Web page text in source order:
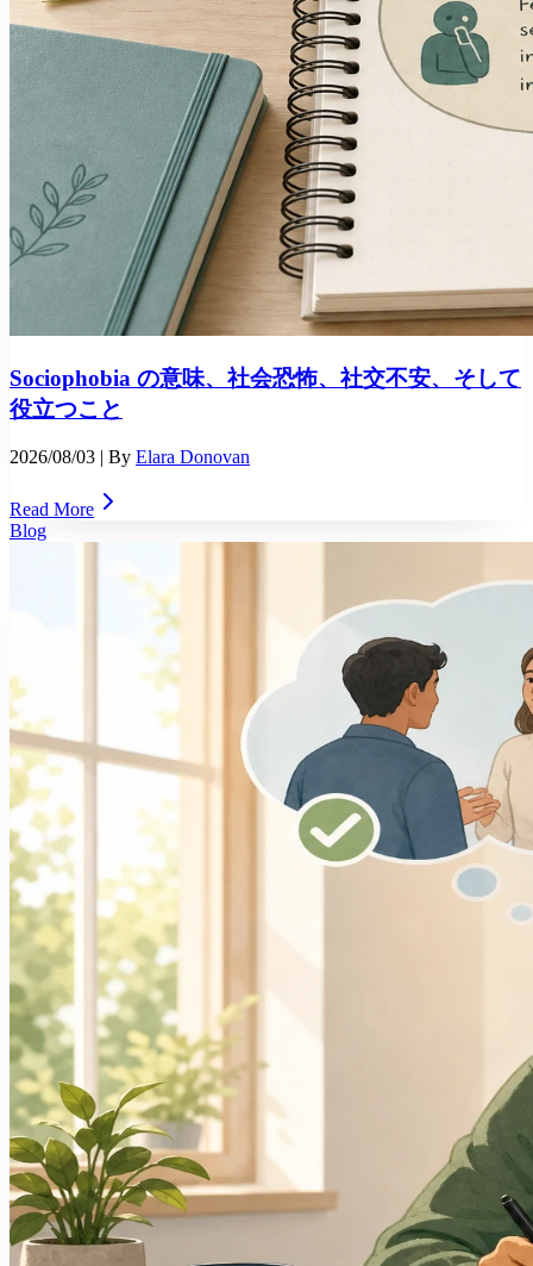
Sociophobia の意味、社会恐怖、社交不安、そして
役立つこと
2026/08/03 | By Elara Donovan
Read More
Blog